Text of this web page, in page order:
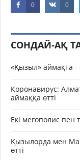
0 0
СОНДАЙ-АҚ
«Қызыл» аймақта -
Коронавирус:
аймаққа өтті
Екі мегополис пен
Қызылорда мен
өтті